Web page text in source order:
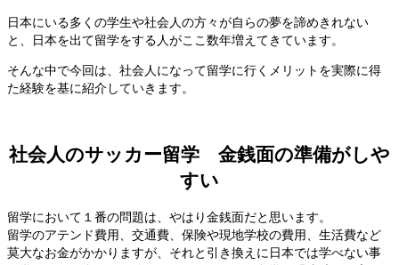
日本にいる多くの学生や社会人の方々が自らの夢を諦めきれない
と、日本を出て留学をする人がここ数年増えてきています。
そんな中で今回は、社会人になって留学に行くメリットを実際に得
た経験を基に紹介していきます。
社会人のサッカー留学 金銭面の準備がしや
すい
留学において１番の問題は、やはり金銭面だと思います。
留学のアテンド費用、交通費、保険や現地学校の費用、生活費など
莫大なお金がかかりますが、それと引き換えに日本では学べない事